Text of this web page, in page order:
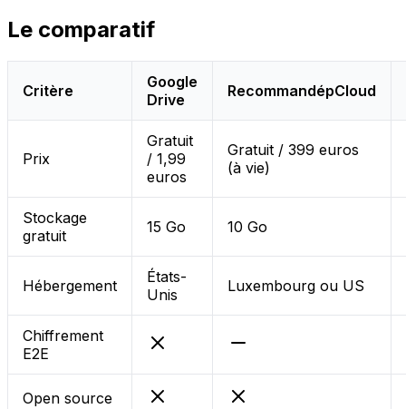
Le comparatif
Critère
Google
Drive
RecommandépCloud
Prix
Gratuit
/ 1,99
euros
Gratuit / 399 euros
(à vie)
Stockage
gratuit
15 Go 10 Go
Hébergement
États-
Unis
Luxembourg ou US
Chiffrement
E2E
Open source